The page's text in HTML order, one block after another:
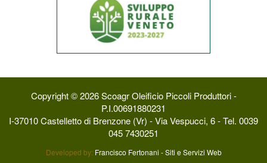
Copyright © 2026 Scoagr Oleificio Piccoli Produttori -
P.I.00691880231
I-37010 Castelletto di Brenzone (Vr) - Via Vespucci, 6 - Tel. 0039
045 7430251
Developed by: Francisco Fertonani - Siti e Servizi Web